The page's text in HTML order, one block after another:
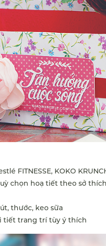
FITNESSE, KOKO
chọn hoạ tiết theo sở
thước, keo sữa
tiết trang trí tùy ý thích